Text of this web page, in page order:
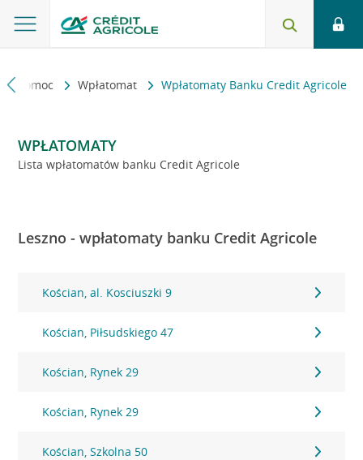
i pomoc Wpłatomat Wpłatomaty Banku Credit Agricole
WPŁATOMATY
Lista wpłatomatów banku Credit Agricole
Leszno - wpłatomaty banku Credit Agricole
Kościan, al. Kosciuszki 9
Kościan, Piłsudskiego 47
Kościan, Rynek 29
Kościan, Rynek 29
Kościan, Szkolna 50